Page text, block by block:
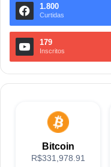
1.800
Curtidas
179
Inscritos
Bitcoin
R$331,978.91